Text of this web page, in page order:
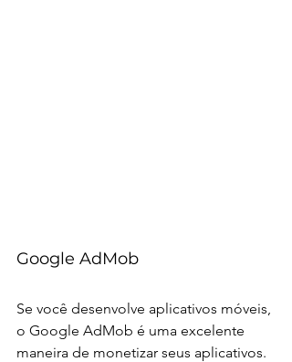
Google AdMob
Se você desenvolve aplicativos móveis,
o Google AdMob é uma excelente
maneira de monetizar seus aplicativos.